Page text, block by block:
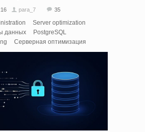
para_7 35
Server optimization
данных
PostgreSQL
Серверная оптимизация